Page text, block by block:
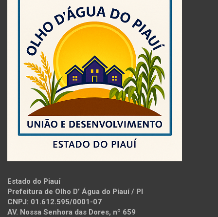
Estado do Piauí
Prefeitura de Olho D’ Água do Piauí / PI
CNPJ: 01.612.595/0001-07
AV. Nossa Senhora das Dores, nº 659